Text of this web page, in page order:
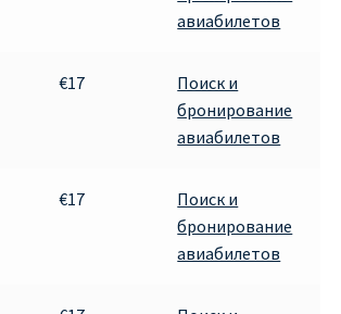
НА КИПР
ПАССАЖИРОВ
МЕСТ В RYANAIR
ПЕРЕНОС РЕЙСОВ RYANAIR
авиабилетов
€17
Поиск и
бронирование
авиабилетов
€17
Поиск и
бронирование
авиабилетов